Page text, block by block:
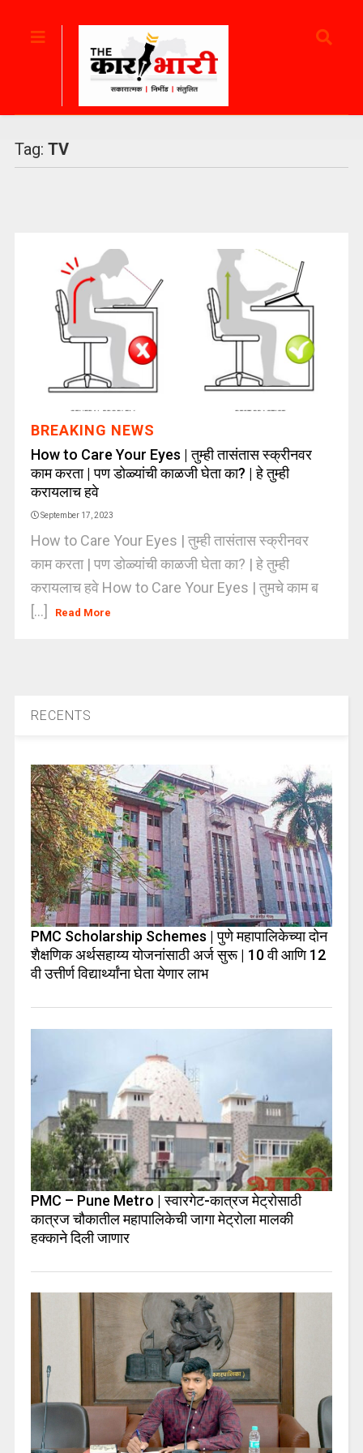
Tag: TV
BREAKING NEWS
How to Care Your Eyes | तुम्ही तासंतास स्क्रीनवर
काम करता | पण डोळ्यांची काळजी घेता का? | हे तुम्ही
करायलाच हवे
September 17, 2023
How to Care Your Eyes | तुम्ही तासंतास स्क्रीनवर
काम करता | पण डोळ्यांची काळजी घेता का? | हे तुम्ही
करायलाच हवे How to Care Your Eyes | तुमचे काम ब
[...]
Read More
RECENTS
PMC Scholarship Schemes | पुणे महापालिकेच्या दोन
शैक्षणिक अर्थसहाय्य योजनांसाठी अर्ज सुरू | 10 वी आणि 12
वी उत्तीर्ण विद्यार्थ्यांना घेता येणार लाभ
PMC – Pune Metro | स्वारगेट-कात्रज मेट्रोसाठी
कात्रज चौकातील महापालिकेची जागा मेट्रोला मालकी
हक्काने दिली जाणार